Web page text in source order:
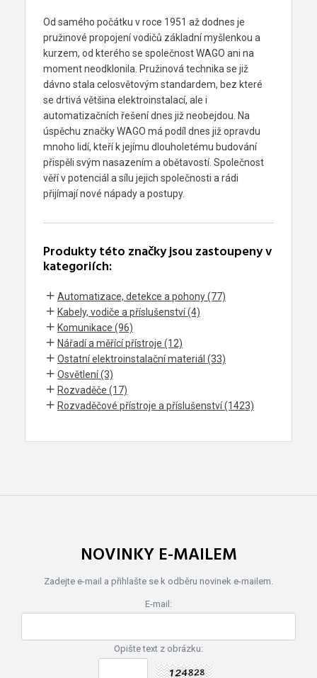
Od samého počátku v roce 1951 až dodnes je
pružinové propojení vodičů základní myšlenkou a
kurzem, od kterého se společnost WAGO ani na
moment neodklonila. Pružinová technika se již
dávno stala celosvětovým standardem, bez které
se drtivá většina elektroinstalací, ale i
automatizačních řešení dnes již neobejdou. Na
úspěchu značky WAGO má podíl dnes již opravdu
mnoho lidí, kteří k jejímu dlouholetému budování
přispěli svým nasazením a obětavostí. Společnost
věří v potenciál a sílu jejich společnosti a rádi
přijímají nové nápady a postupy.
Produkty této značky jsou zastoupeny v
kategoriích:
Automatizace, detekce a pohony (77)
Kabely, vodiče a příslušenství (4)
Komunikace (96)
Nářadí a měřící přístroje (12)
Ostatní elektroinstalační materiál (33)
Osvětlení (3)
Rozvaděče (17)
Rozvaděčové přístroje a příslušenství (1423)
NOVINKY E-MAILEM
Zadejte e-mail a přihlašte se k odběru novinek e-mailem.
E-mail:
Opište text z obrázku: